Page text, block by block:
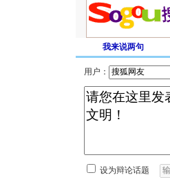
我来说两句
用户：
设为辩论话题